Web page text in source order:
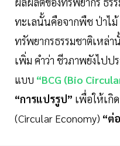
ทะเลนั้นคือจากพืช ป่าไม้
ทรัพยากรธรรมชาติเหล่
เพิ่ม คำว่า ชีวภาพยังไป
แบบ “BCG (Bio
“การแปรรูป” เพื่อให้เกิ
(Circular Economy) “ต่